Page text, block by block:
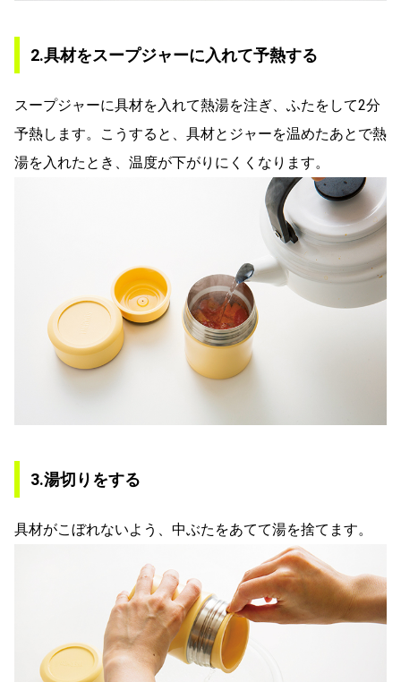
2.具材をスープジャーに入れて予熱する
スープジャーに具材を入れて熱湯を注ぎ、ふたをして2分
予熱します。こうすると、具材とジャーを温めたあとで熱
湯を入れたとき、温度が下がりにくくなります。
3.湯切りをする
具材がこぼれないよう、中ぶたをあてて湯を捨てます。